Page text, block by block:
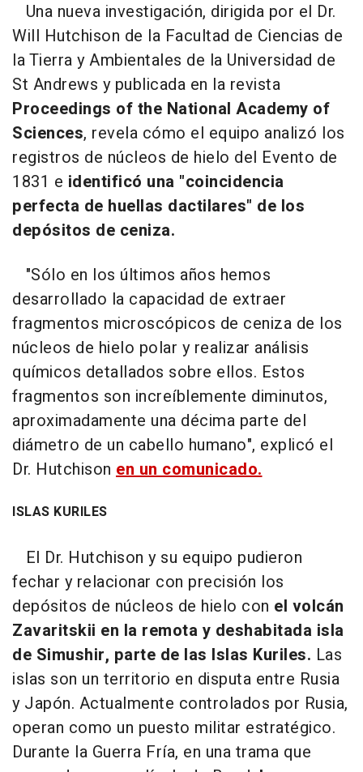
Una nueva investigación, dirigida por el Dr.
Will Hutchison de la Facultad de Ciencias de
la Tierra y Ambientales de la Universidad de
St Andrews y publicada en la revista
Proceedings of the National Academy of
Sciences, revela cómo el equipo analizó los
registros de núcleos de hielo del Evento de
1831 e identificó una "coincidencia
perfecta de huellas dactilares" de los
depósitos de ceniza.
"Sólo en los últimos años hemos
desarrollado la capacidad de extraer
fragmentos microscópicos de ceniza de los
núcleos de hielo polar y realizar análisis
químicos detallados sobre ellos. Estos
fragmentos son increíblemente diminutos,
aproximadamente una décima parte del
diámetro de un cabello humano", explicó el
Dr. Hutchison en un comunicado.
ISLAS KURILES
El Dr. Hutchison y su equipo pudieron
fechar y relacionar con precisión los
depósitos de núcleos de hielo con el volcán
Zavaritskii en la remota y deshabitada isla
de Simushir, parte de las Islas Kuriles. Las
islas son un territorio en disputa entre Rusia
y Japón. Actualmente controlados por Rusia,
operan como un puesto militar estratégico.
Durante la Guerra Fría, en una trama que